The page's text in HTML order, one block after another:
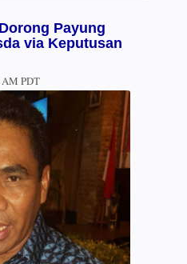
Payung
via Keputusan
PDT